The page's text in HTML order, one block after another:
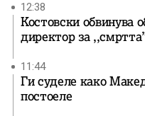
12:38
Костовски обвинува
директор за
11:44
Ги суделе како
постоеле